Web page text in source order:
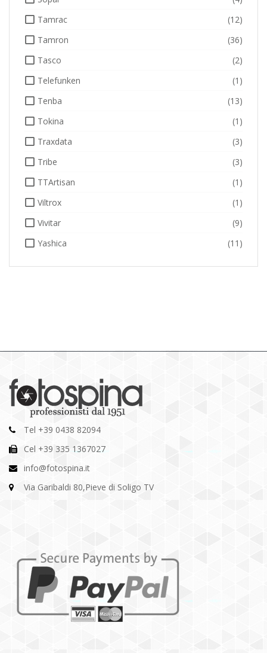
Tamrac
(12)
Tamron
(36)
Tasco
(2)
Telefunken
(1)
Tenba
(13)
Tokina
(1)
Traxdata
(3)
Tribe
(3)
TTArtisan
(1)
Viltrox
(1)
Vivitar
(9)
Yashica
(11)
Tel +39 0438 82094
Cel +39 335 1367027
info@fotospina.it
Via Garibaldi 80,Pieve di Soligo TV